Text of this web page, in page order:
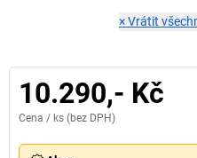
×Vrátit
10.290,- Kč
Cena / ks (bez DPH)